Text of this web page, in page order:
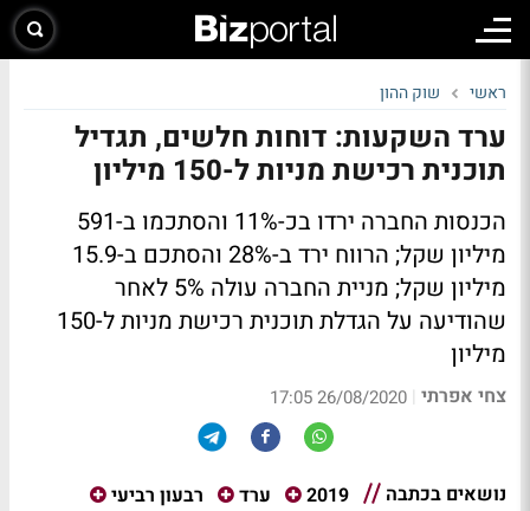
ראשי שוק ההון
ערד השקעות: דוחות חלשים, תגדיל
תוכנית רכישת מניות ל-150 מיליון
הכנסות החברה ירדו בכ-11% והסתכמו ב-591
מיליון שקל; הרווח ירד ב-28% והסתכם ב-15.9
מיליון שקל; מניית החברה עולה 5% לאחר
שהודיעה על הגדלת תוכנית רכישת מניות ל-150
מיליון
צחי אפרתי |
26/08/2020 17:05
נושאים בכתבה 2019 ערד רבעון רביעי